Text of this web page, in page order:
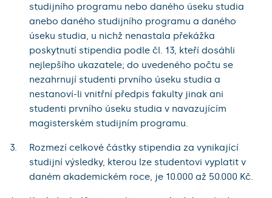
studijního programu nebo daného úseku studia
anebo daného studijního programu a daného
úseku studia, u nichž nenastala překážka
poskytnutí stipendia podle čl. 13, kteří dosáhli
nejlepšího ukazatele; do uvedeného počtu se
nezahrnují studenti prvního úseku studia a
nestanoví-li vnitřní předpis fakulty jinak ani
studenti prvního úseku studia v navazujícím
magisterském studijním programu.
Rozmezí celkové částky stipendia za vynikající
studijní výsledky, kterou lze studentovi vyplatit v
daném akademickém roce, je 10.000 až 50.000 Kč.